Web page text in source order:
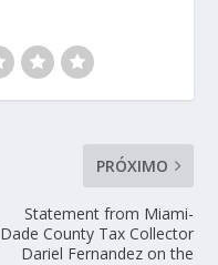
PRÓXIMO
Statement from Miami-
Dade County Tax Collector
Dariel Fernandez on the